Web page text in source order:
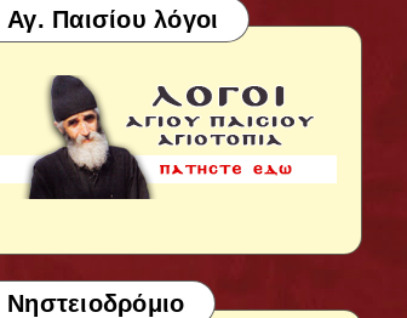
Αγ. Παισίου λόγοι
Νηστειοδρόμιο